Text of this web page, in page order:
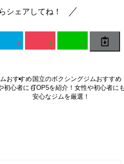
シェアしてね！
おすすめ
初心者にも
国立のボクシングジムおすすめ
TOP5を紹介！女性や初心者に
安心なジムを厳選！